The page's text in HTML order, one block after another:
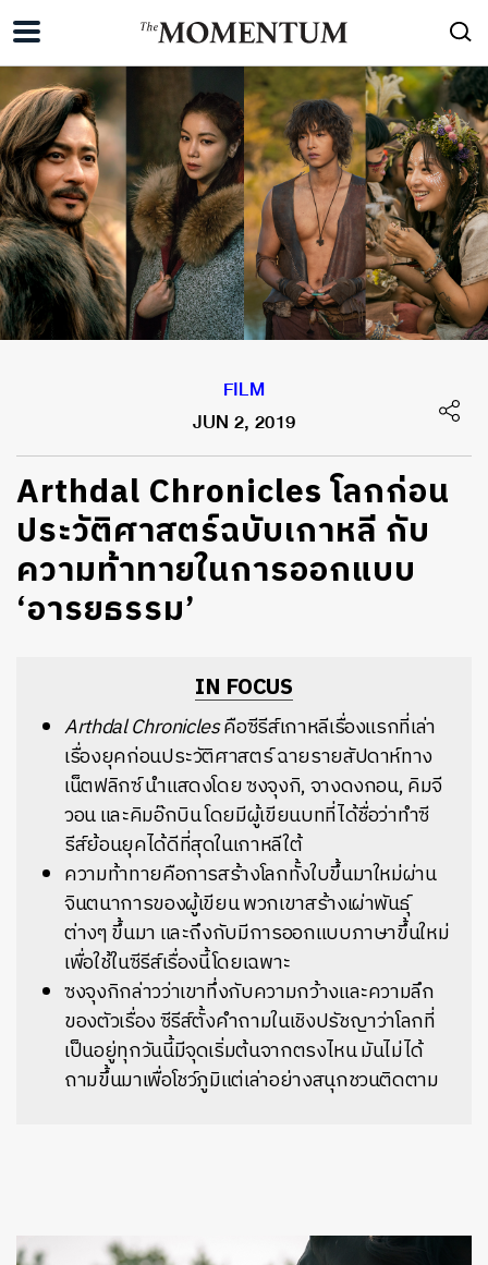
FILM
JUN 2, 2019
Arthdal Chronicles โลกก่อน
ประวัติศาสตร์ฉบับเกาหลี กับ
ความท้าทายในการออกแบบ
‘อารยธรรม’
IN FOCUS
Arthdal Chroniclesคือซีรีส์เกาหลีเรื่องแรกที่เล่า
เรื่องยุคก่อนประวัติศาสตร์ ฉายรายสัปดาห์ทาง
เน็ตฟลิกซ์ นำแสดงโดย ซงจุงกิ, จางดงกอน, คิมจี
วอน และคิมอ๊กบิน โดยมีผู้เขียนบทที่ได้ชื่อว่าทำซี
รีส์ย้อนยุคได้ดีที่สุดในเกาหลีใต้
ความท้าทายคือการสร้างโลกทั้งใบขึ้นมาใหม่ผ่าน
จินตนาการของผู้เขียน พวกเขาสร้างเผ่าพันธุ์
ต่างๆ ขึ้นมา และถึงกับมีการออกแบบภาษาขึ้นใหม่
เพื่อใช้ในซีรีส์เรื่องนี้โดยเฉพาะ
ซงจุงกิกล่าวว่าเขาทึ่งกับความกว้างและความลึก
ของตัวเรื่อง ซีรีส์ตั้งคำถามในเชิงปรัชญาว่าโลกที่
เป็นอยู่ทุกวันนี้มีจุดเริ่มต้นจากตรงไหน มันไม่ได้
ถามขึ้นมาเพื่อโชว์ภูมิแต่เล่าอย่างสนุกชวนติดตาม